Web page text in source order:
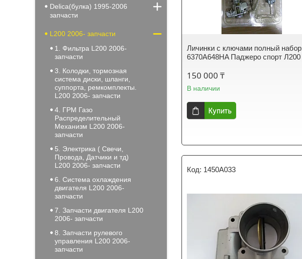
Личинки с ключами полный набор
6370A648HA Паджеро спорт Л200
150 000 ₸
В наличии
Купить
1450A033
Delica(булка) 1995-2006
запчасти
L200 2006- запчасти
1. Фильтра L200 2006-
запчасти
3. Колодки, тормозная
система диски, шланги,
суппорта, ремкомплекты.
L200 2006- запчасти
4. ГРМ Газо
Распределительный
Механизм L200 2006-
запчасти
5. Электрика ( Свечи,
Провода, Датчики и тд)
L200 2006- запчасти
6. Система охлаждения
двигателя L200 2006-
запчасти
7. Запчасти двигателя L200
2006- запчасти
8. Запчасти рулевого
управления L200 2006-
запчасти